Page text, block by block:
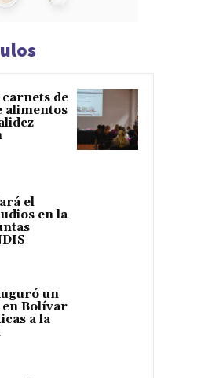
de
alimentos
el
en la
un
en Bolívar
a la